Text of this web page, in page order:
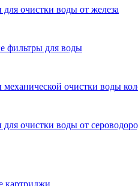
очистки воды от железа
фильтры для воды
очистки воды
очистки воды от
картриджи